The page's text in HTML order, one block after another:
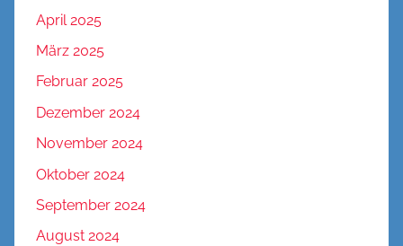
April 2025
März 2025
Februar 2025
Dezember 2024
November 2024
Oktober 2024
September 2024
August 2024